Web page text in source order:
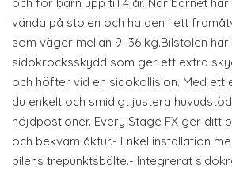
vända på stolen och ha den i ett
som väger mellan 9–36 kg.Bilstolen
sidokrocksskydd som ger ett extra
och höfter vid en sidokollision. Med ett
du enkelt och smidigt justera
höjdpostioner. Every Stage FX ger ditt
och bekväm åktur.- Enkel installation
bilens trepunktsbälte.- Integrerat